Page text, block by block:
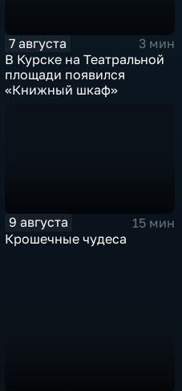
7 августа
3 мин
В Курске на Театральной
площади появился
«Книжный шкаф»
9 августа
15 мин
Крошечные чудеса